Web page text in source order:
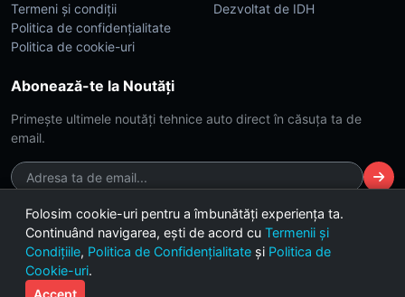
Termeni și condiții
Politica de confidențialitate
Politica de cookie-uri
Dezvoltat de IDH
Abonează-te la Noutăți
Primește ultimele noutăți tehnice auto direct în căsuța ta de
email.
© 2026 CarsDB. Toate drepturile rezervate. Made with ❤️ for car
enthusiasts.
Versiunea 2.4 (Build Dark-Lime)
Folosim cookie-uri pentru a îmbunătăți experiența ta.
Continuând navigarea, ești de acord cu Termenii și
Condițiile, Politica de Confidențialitate și Politica de
Cookie-uri.
Accept